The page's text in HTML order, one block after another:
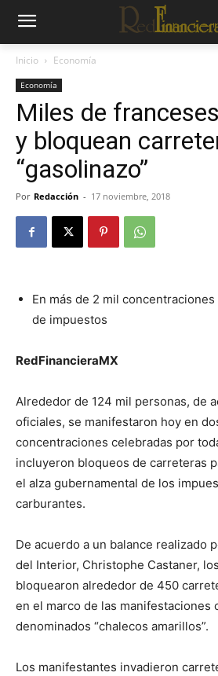
Inicio Economía
Economía
Miles de
y bloquean
“gasolinazo”
Por Redacción - 17 noviembre, 2018
En más de 2 mil
de impuestos
RedFinancieraMX
Alrededor de 124 mil personas, de
oficiales, se manifestaron hoy en
concentraciones celebradas por
incluyeron bloqueos de carreteras
el alza gubernamental de los
carburantes.
De acuerdo a un balance realizado
del Interior, Christophe Castaner,
bloquearon alrededor de 450
en el marco de las manifestaciones
denominados “chalecos amarillos”.
Los manifestantes invadieron